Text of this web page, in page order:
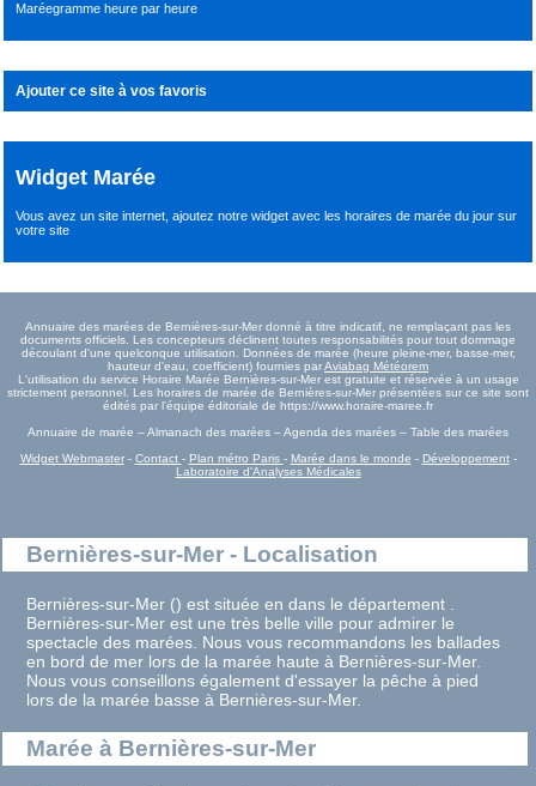
Maréegramme heure par heure
Ajouter ce site à vos favoris
Widget Marée
Vous avez un site internet,ajoutez notre widget avec les horaires de marée du joursur
votre site
Annuaire des marées de Bernières-sur-Mer donné à titre indicatif, ne remplaçant pas les
documents officiels. Les concepteurs déclinent toutes responsabilités pour tout dommage
découlant d'une quelconque utilisation. Données de marée (heure pleine-mer, basse-mer,
hauteur d'eau, coefficient) fournies parAviabag Météorem
L'utilisation du service Horaire Marée Bernières-sur-Mer est gratuite et réservée à un usage
strictement personnel. Les horaires de marée de Bernières-sur-Mer présentées sur ce site sont
édités par l'équipe éditoriale de https://www.horaire-maree.fr
Annuaire de marée – Almanach des marées – Agenda des marées – Table des marées
Widget Webmaster- Contact - Plan métro Paris - Marée dans le monde - Développement-
Laboratoire d'Analyses Médicales
Bernières-sur-Mer - Localisation
Bernières-sur-Mer () est située en dans le département .
Bernières-sur-Mer est une très belle ville pour admirer le
spectacle des marées. Nous vous recommandons les ballades
en bord de mer lors de la marée haute à Bernières-sur-Mer.
Nous vous conseillons également d'essayer la pêche à pied
lors de la marée basse à Bernières-sur-Mer.
Marée à Bernières-sur-Mer